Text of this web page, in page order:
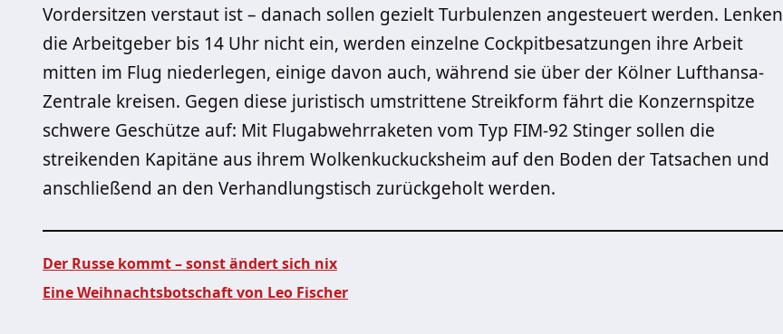
Vordersitzen verstaut ist – danach sollen gezielt Turbulenzen angesteuert werden. Lenken
die Arbeitgeber bis 14 Uhr nicht ein, werden einzelne Cockpitbesatzungen ihre Arbeit
mitten im Flug niederlegen, einige davon auch, während sie über der Kölner Lufthansa-
Zentrale kreisen. Gegen diese juristisch umstrittene Streikform fährt die Konzernspitze
schwere Geschütze auf: Mit Flugabwehrraketen vom Typ FIM-92 Stinger sollen die
streikenden Kapitäne aus ihrem Wolkenkuckucksheim auf den Boden der Tatsachen und
anschließend an den Verhandlungstisch zurückgeholt werden.
Der Russe kommt – sonst ändert sich nix
Eine Weihnachtsbotschaft von Leo Fischer